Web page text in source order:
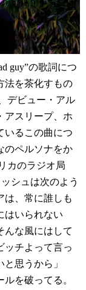
guy”の歌詞につ
法を茶化すもの
デビュー・アル
アスリープ、ホ
いるこの曲につ
のペルソナをか
カのラジオ局
シュは次のよう
は、常に誰しも
はいられない
んな風にはして
ッチよって言っ
思うから」
を破ってる。